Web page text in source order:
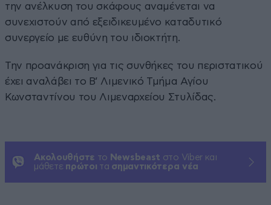
την ανέλκυση του σκάφους αναμένεται να
συνεχιστούν από εξειδικευμένο καταδυτικό
συνεργείο με ευθύνη του ιδιοκτήτη.
Την προανάκριση για τις συνθήκες του περιστατικού
έχει αναλάβει το Β’ Λιμενικό Τμήμα Αγίου
Κωνσταντίνου του Λιμεναρχείου Στυλίδας.
Ακολουθήστε το Newsbeast στο Viber και
μάθετε πρώτοι τα σημαντικότερα νέα